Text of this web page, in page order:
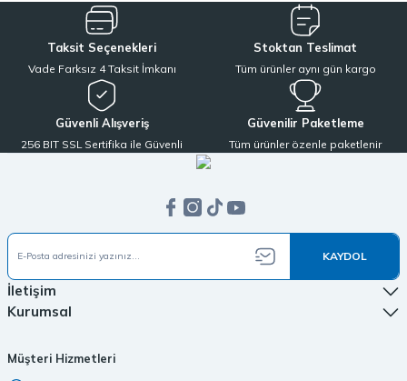
Taksit Seçenekleri
Vade Farksız 4 Taksit İmkanı
Stoktan Teslimat
Tüm ürünler aynı gün kargo
Güvenli Alışveriş
256 BIT SSL Sertifika ile Güvenli
Güvenilir Paketleme
Tüm ürünler özenle paketlenir
KAYDOL
İletişim
Kurumsal
Müşteri Hizmetleri